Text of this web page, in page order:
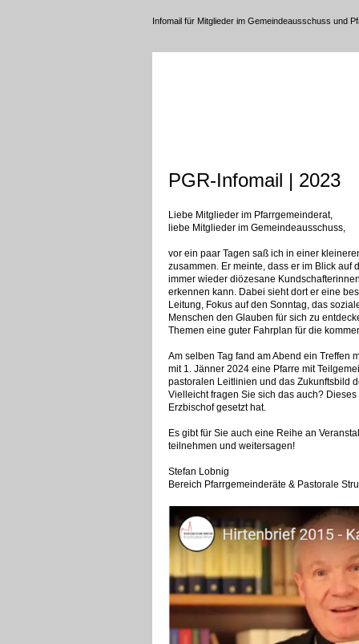
Infomail für Mitglieder im Gemeindeausschuss und
PGR-Infomail | 2023
Liebe Mitglieder im Pfarrgemeinderat,
liebe Mitglieder im Gemeindeausschuss,
vor ein paar Tagen saß ich in einer
zusammen. Er meinte, dass er im Blick
immer wieder diözesane
erkennen kann. Dabei sieht dort er eine
Leitung, Fokus auf den Sonntag, das
Menschen den Glauben für sich zu
Themen eine guter Fahrplan für die
Am selben Tag fand am Abend ein Treffen
mit 1. Jänner 2024 eine Pfarre mit
pastoralen Leitlinien und das Zukunftsbild
Vielleicht fragen Sie sich das auch?
Erzbischof gesetzt hat.
Es gibt für Sie auch eine Reihe an
teilnehmen und weitersagen!
Stefan Lobnig
Bereich Pfarrgemeinderäte & Pastorale